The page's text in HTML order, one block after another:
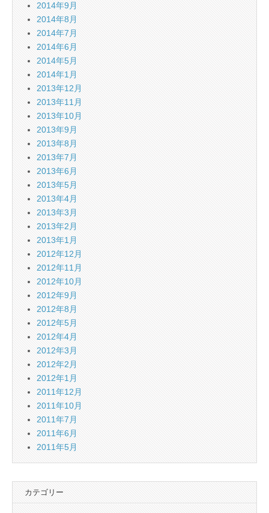
2014年9月
2014年8月
2014年7月
2014年6月
2014年5月
2014年1月
2013年12月
2013年11月
2013年10月
2013年9月
2013年8月
2013年7月
2013年6月
2013年5月
2013年4月
2013年3月
2013年2月
2013年1月
2012年12月
2012年11月
2012年10月
2012年9月
2012年8月
2012年5月
2012年4月
2012年3月
2012年2月
2012年1月
2011年12月
2011年10月
2011年7月
2011年6月
2011年5月
カテゴリー